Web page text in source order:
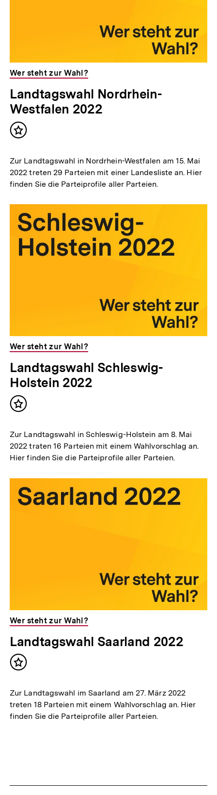
Wer steht zur Wahl?
Landtagswahl Nordrhein-
Westfalen 2022
Inhalt
Zur Landtagswahl in Nordrhein-Westfalen am 15. Mai
2022 treten 29 Parteien mit einer Landesliste an. Hier
finden Sie die Parteiprofile aller Parteien.
Wer steht zur Wahl?
Landtagswahl Schleswig-
Holstein 2022
Inhalt
Zur Landtagswahl in Schleswig-Holstein am 8. Mai
2022 traten 16 Parteien mit einem Wahlvorschlag an.
Hier finden Sie die Parteiprofile aller Parteien.
Wer steht zur Wahl?
Landtagswahl Saarland 2022
Inhalt
Zur Landtagswahl im Saarland am 27. März 2022
treten 18 Parteien mit einem Wahlvorschlag an. Hier
finden Sie die Parteiprofile aller Parteien.